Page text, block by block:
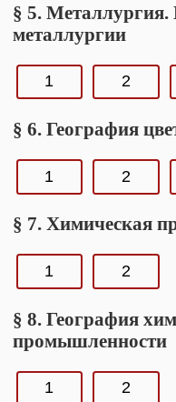
§ 5. Металлургия.
металлургии
1 2
§ 6. География
1 2
§ 7. Химическая
1 2
§ 8. География
промышленности
1 2